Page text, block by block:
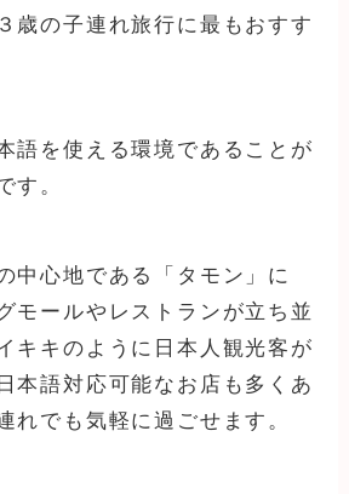
歳の子連れ旅行に最もおすす
語を使える環境であることが
す。
中心地である「タモン」に
モールやレストランが立ち並
キキのように日本人観光客が
本語対応可能なお店も多くあ
れでも気軽に過ごせます。